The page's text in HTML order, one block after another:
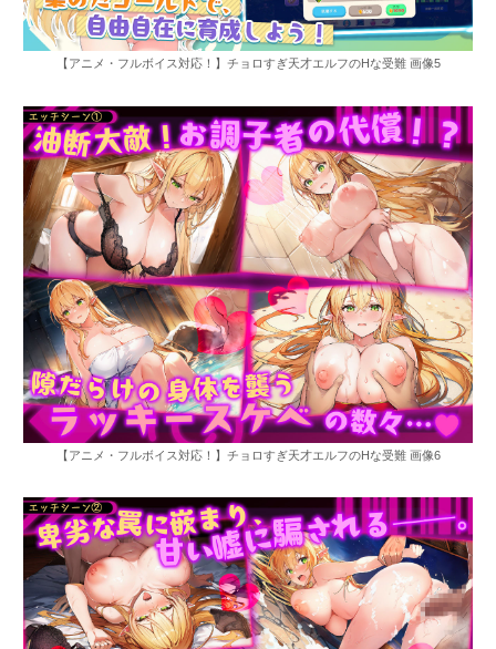
【アニメ・フルボイス対応！】チョロすぎ天才エルフのHな受難 画像5
【アニメ・フルボイス対応！】チョロすぎ天才エルフのHな受難 画像6